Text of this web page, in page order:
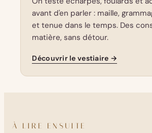
avant d'en parler : maille,
et tenue dans le temps. Des
matière, sans détour.
Découvrir le vestiaire →
À LIRE ENSUITE